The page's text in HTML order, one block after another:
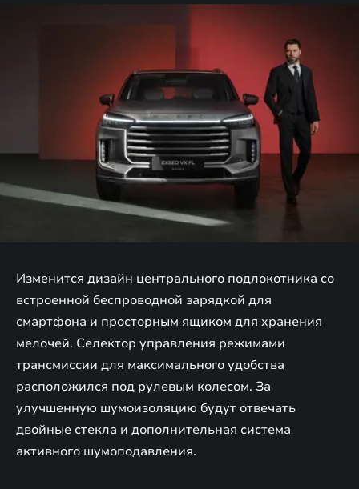
Изменится дизайн центрального подлокотника со
встроенной беспроводной зарядкой для
смартфона и просторным ящиком для хранения
мелочей. Селектор управления режимами
трансмиссии для максимального удобства
расположился под рулевым колесом. За
улучшенную шумоизоляцию будут отвечать
двойные стекла и дополнительная система
активного шумоподавления.